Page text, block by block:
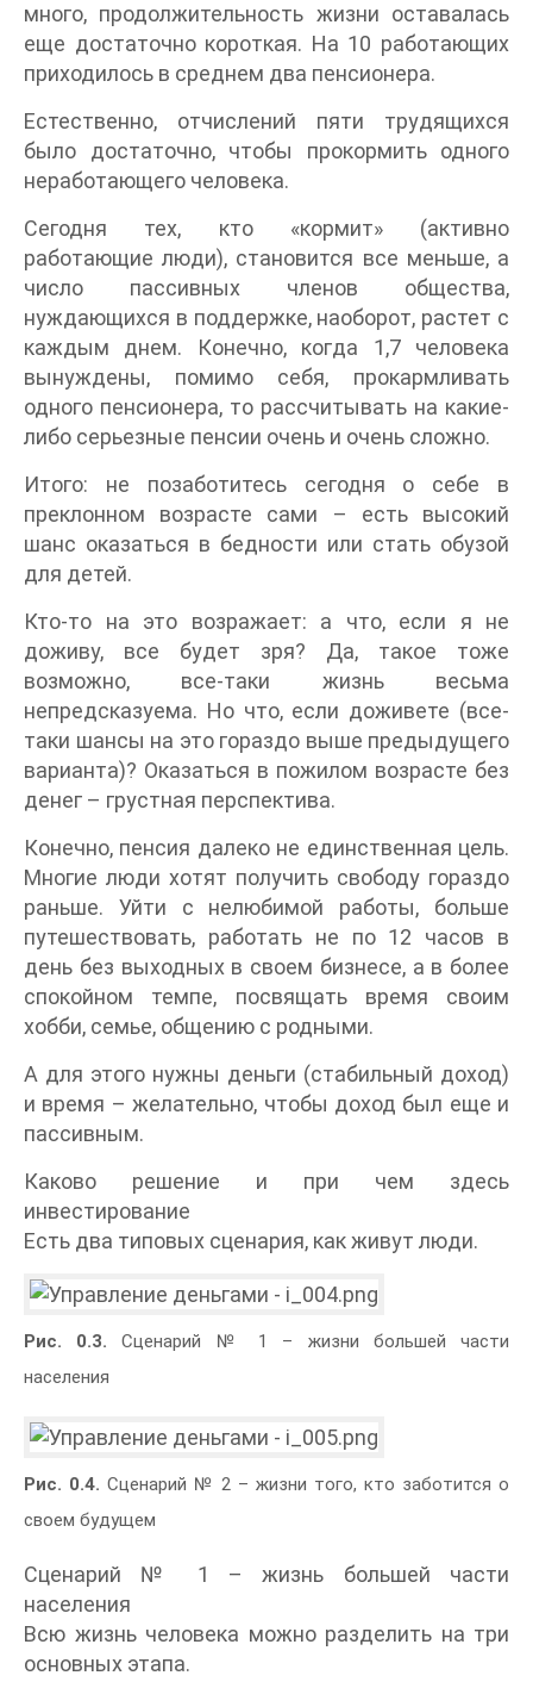
много, продолжительность жизни оставалась
еще достаточно короткая. На 10 работающих
приходилось в среднем два пенсионера.
Естественно, отчислений пяти трудящихся
было достаточно, чтобы прокормить одного
неработающего человека.
Сегодня тех, кто «кормит» (активно
работающие люди), становится все меньше, а
число пассивных членов общества,
нуждающихся в поддержке, наоборот, растет с
каждым днем. Конечно, когда 1,7 человека
вынуждены, помимо себя, прокармливать
одного пенсионера, то рассчитывать на какие-
либо серьезные пенсии очень и очень сложно.
Итого: не позаботитесь сегодня о себе в
преклонном возрасте сами – есть высокий
шанс оказаться в бедности или стать обузой
для детей.
Кто-то на это возражает: а что, если я не
доживу, все будет зря? Да, такое тоже
возможно, все-таки жизнь весьма
непредсказуема. Но что, если доживете (все-
таки шансы на это гораздо выше предыдущего
варианта)? Оказаться в пожилом возрасте без
денег – грустная перспектива.
Конечно, пенсия далеко не единственная цель.
Многие люди хотят получить свободу гораздо
раньше. Уйти с нелюбимой работы, больше
путешествовать, работать не по 12 часов в
день без выходных в своем бизнесе, а в более
спокойном темпе, посвящать время своим
хобби, семье, общению с родными.
А для этого нужны деньги (стабильный доход)
и время – желательно, чтобы доход был еще и
пассивным.
Каково решение и при чем здесь
инвестирование
Есть два типовых сценария, как живут люди.
Рис. 0.3. Сценарий № 1 – жизни большей части
населения
Рис. 0.4. Сценарий № 2 – жизни того, кто заботится о
своем будущем
Сценарий № 1 – жизнь большей части
населения
Всю жизнь человека можно разделить на три
основных этапа.